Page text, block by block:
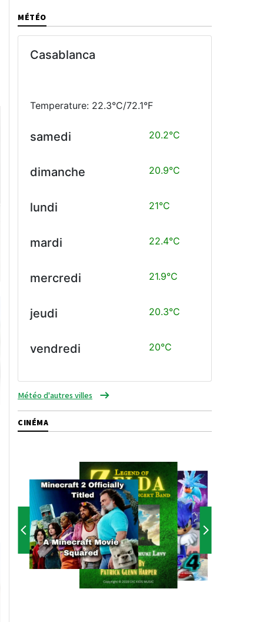
MÉTÉO
Casablanca
Temperature: 22.3°C/72.1°F
samedi 20.2°C
dimanche 20.9°C
lundi 21°C
mardi 22.4°C
mercredi 21.9°C
jeudi 20.3°C
vendredi 20°C
Météo d'autres villes
CINÉMA